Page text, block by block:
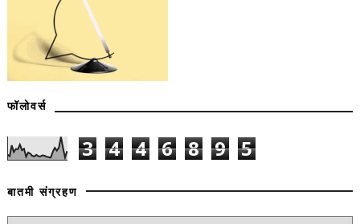
फॉलोवर्स
3 4 4 6 8 9 5
बातमी संग्रहण